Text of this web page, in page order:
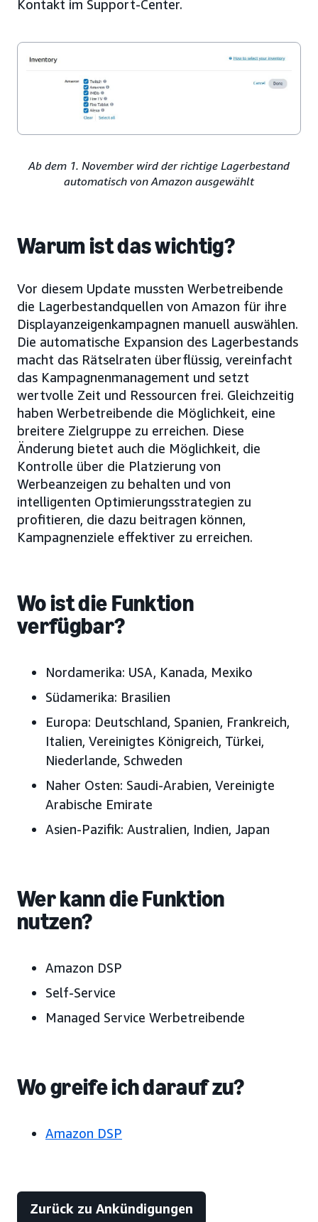
Kontakt im Support-Center.
Ab dem 1. November wird der richtige Lagerbestand
automatisch von Amazon ausgewählt
Warum ist das wichtig?
Vor diesem Update mussten Werbetreibende
die Lagerbestandquellen von Amazon für ihre
Displayanzeigenkampagnen manuell auswählen.
Die automatische Expansion des Lagerbestands
macht das Rätselraten überflüssig, vereinfacht
das Kampagnenmanagement und setzt
wertvolle Zeit und Ressourcen frei. Gleichzeitig
haben Werbetreibende die Möglichkeit, eine
breitere Zielgruppe zu erreichen. Diese
Änderung bietet auch die Möglichkeit, die
Kontrolle über die Platzierung von
Werbeanzeigen zu behalten und von
intelligenten Optimierungsstrategien zu
profitieren, die dazu beitragen können,
Kampagnenziele effektiver zu erreichen.
Wo ist die Funktion
verfügbar?
Nordamerika: USA, Kanada, Mexiko
Südamerika: Brasilien
Europa: Deutschland, Spanien, Frankreich,
Italien, Vereinigtes Königreich, Türkei,
Niederlande, Schweden
Naher Osten: Saudi-Arabien, Vereinigte
Arabische Emirate
Asien-Pazifik: Australien, Indien, Japan
Wer kann die Funktion
nutzen?
Amazon DSP
Self-Service
Managed Service Werbetreibende
Wo greife ich darauf zu?
Amazon DSP
Zurück zu Ankündigungen